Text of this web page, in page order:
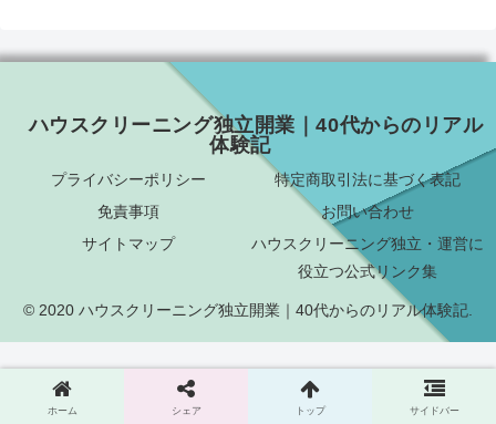
ハウスクリーニング独立開業｜40代からのリアル
体験記
プライバシーポリシー
特定商取引法に基づく表記
免責事項
お問い合わせ
サイトマップ
ハウスクリーニング独立・運営に
役立つ公式リンク集
© 2020 ハウスクリーニング独立開業｜40代からのリアル体験記.
ホーム シェア トップ サイドバー